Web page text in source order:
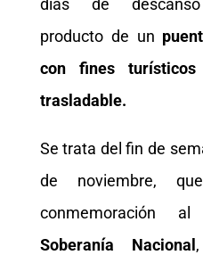
producto de un
con fines
trasladable.
Se trata del fin de
de noviembre,
conmemoración
Soberanía Nacional